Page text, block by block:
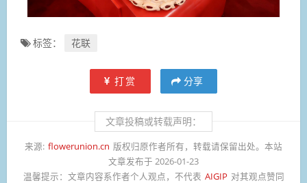
标签： 花联
打赏 分享
文章投稿或转载声明：
来源: flowerunion.cn 版权归原作者所有，转载请保留出处。本站
文章发布于 2026-01-23
温馨提示： 文章内容系作者个人观点，不代表 AIGIP 对其观点赞同